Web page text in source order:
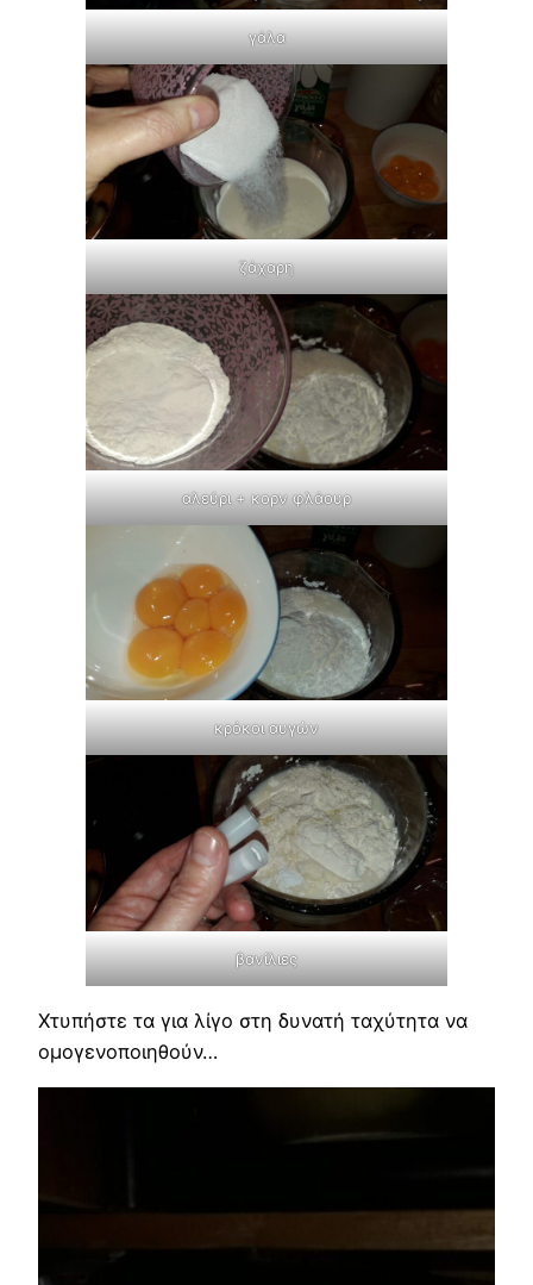
γάλα
ζάχαρη
αλεύρι + κορν φλάουρ
κρόκοι αυγών
βανίλιες
Χτυπήστε τα για λίγο στη δυνατή ταχύτητα να
ομογενοποιηθούν…